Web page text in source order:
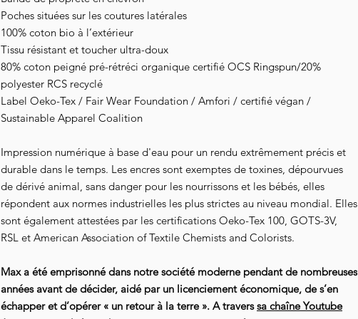
Poches situées sur les coutures latérales
100% coton bio à l’extérieur
Tissu résistant et toucher ultra-doux
80% coton peigné pré-rétréci organique certifié OCS Ringspun/20%
polyester RCS recyclé
Label Oeko-Tex / Fair Wear Foundation / Amfori / certifié végan /
Sustainable Apparel Coalition
Impression numérique à base d'eau pour un rendu extrêmement précis et
durable dans le temps. Les encres sont exemptes de toxines, dépourvues
de dérivé animal, sans danger pour les nourrissons et les bébés, elles
répondent aux normes industrielles les plus strictes au niveau mondial. Elles
sont également attestées par les certifications Oeko-Tex 100, GOTS-3V,
RSL et American Association of Textile Chemists and Colorists.
Max a été emprisonné dans notre société moderne pendant de nombreuses
années avant de décider, aidé par un licenciement économique, de s’en
échapper et d’opérer « un retour à la terre ». A traverssa chaîne Youtube